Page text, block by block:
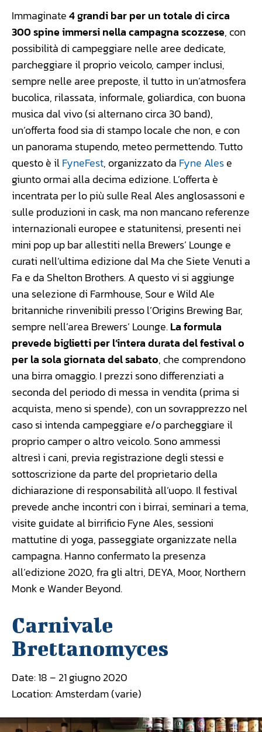
Immaginate4 grandi bar per un totale di circa
300 spine immersi nella campagna scozzese, con
possibilità di campeggiare nelle aree dedicate,
parcheggiare il proprio veicolo, camper inclusi,
sempre nelle aree preposte, il tutto in un’atmosfera
bucolica, rilassata, informale, goliardica, con buona
musica dal vivo (si alternano circa 30 band),
un’offerta food sia di stampo locale che non, e con
un panorama stupendo, meteo permettendo. Tutto
questo è ilFyneFest, organizzato da Fyne Alese
giunto ormai alla decima edizione. L’offerta è
incentrata per lo più sulle Real Ales anglosassoni e
sulle produzioni in cask, ma non mancano referenze
internazionali europee e statunitensi, presenti nei
mini pop up bar allestiti nella Brewers’ Lounge e
curati nell’ultima edizione dal Ma che Siete Venuti a
Fa e da Shelton Brothers. A questo vi si aggiunge
una selezione di Farmhouse, Sour e Wild Ale
britanniche rinvenibili presso l’Origins Brewing Bar,
sempre nell’area Brewers’ Lounge.La formula
prevede biglietti per l’intera durata del festival o
per la sola giornata del sabato, che comprendono
una birra omaggio. I prezzi sono differenziati a
seconda del periodo di messa in vendita (prima si
acquista, meno si spende), con un sovrapprezzo nel
caso si intenda campeggiare e/o parcheggiare il
proprio camper o altro veicolo. Sono ammessi
altresì i cani, previa registrazione degli stessi e
sottoscrizione da parte del proprietario della
dichiarazione di responsabilità all’uopo. Il festival
prevede anche incontri con i birrai, seminari a tema,
visite guidate al birrificio Fyne Ales, sessioni
mattutine di yoga, passeggiate organizzate nella
campagna. Hanno confermato la presenza
all’edizione 2020, fra gli altri, DEYA, Moor, Northern
Monk e Wander Beyond.
Carnivale
Brettanomyces
Date: 18 – 21 giugno 2020
Location: Amsterdam (varie)